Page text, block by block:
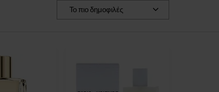
Το πιο δημοφιλές